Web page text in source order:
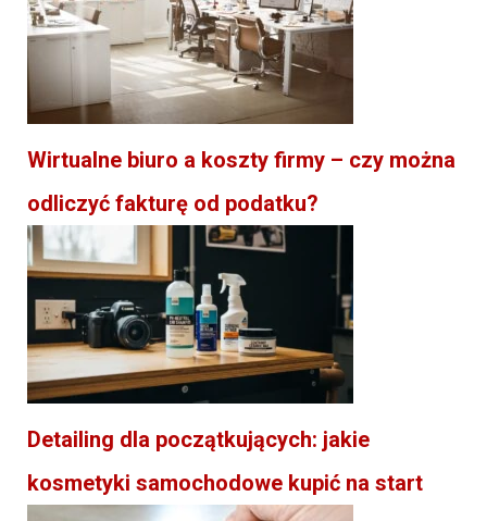
Wirtualne biuro a koszty firmy – czy można
odliczyć fakturę od podatku?
Detailing dla początkujących: jakie
kosmetyki samochodowe kupić na start